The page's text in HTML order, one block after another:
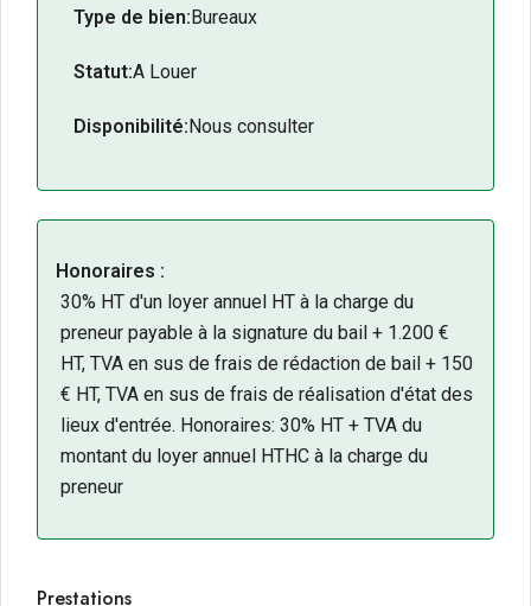
Type de bien:Bureaux
Statut:A Louer
Disponibilité:Nous consulter
Honoraires :
30% HT d'un loyer annuel HT à la charge du
preneur payable à la signature du bail + 1.200 €
HT, TVA en sus de frais de rédaction de bail + 150
€ HT, TVA en sus de frais de réalisation d'état des
lieux d'entrée. Honoraires: 30% HT + TVA du
montant du loyer annuel HTHC à la charge du
preneur
Prestations